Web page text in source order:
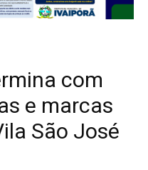
com
e marcas
São José